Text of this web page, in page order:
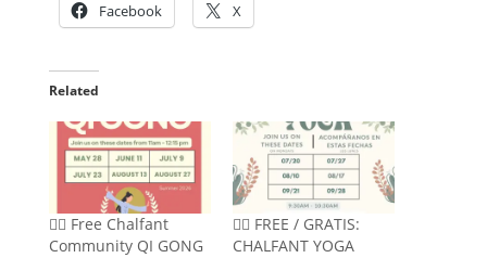
Facebook X
Related
🧘‍♂️ Free Chalfant
Community QI GONG
🧘‍♂️ FREE / GRATIS:
CHALFANT YOGA